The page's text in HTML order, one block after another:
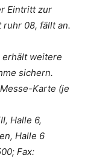
Eintritt zur
ruhr 08, fällt an.
erhält weitere
sichern.
Messe-Karte (je
Halle 6,
Halle 6
Fax: